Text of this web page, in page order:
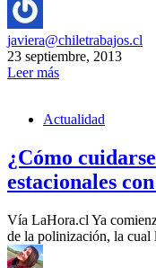
javiera@chiletrabajos.cl
23 septiembre, 2013
Leer más
Actualidad
¿Cómo
estacionales
Vía LaHora.cl Ya
de la polinización, la